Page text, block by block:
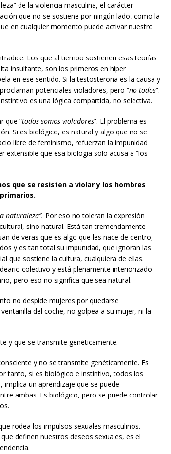
de la violencia masculina, el carácter
que no se sostiene por ningún lado, como la
en cualquier momento puede activar nuestro
Los que al tiempo sostienen esas teorías
insultante, son los primeros en híper
en ese sentido. Si la testosterona es la causa y
potenciales violadores, pero “no todos”.
es una lógica compartida, no selectiva.
que “todos somos violadores”. El problema es
Si es biológico, es natural y algo que no se
libre de feminismo, refuerzan la impunidad
extensible que esa biología solo acusa a “los
que se resisten a violar y los hombres
naturaleza”. Por eso no toleran la expresión
sino natural. Está tan tremendamente
de veras que es algo que les nace de dentro,
y es tan total su impunidad, que ignoran las
que sostiene la cultura, cualquiera de ellas.
colectivo y está plenamente interiorizado
pero eso no significa que sea natural.
no despide mujeres por quedarse
del coche, no golpea a su mujer, ni la
y que se transmite genéticamente.
y no se transmite genéticamente. Es
tanto, si es biológico e instintivo, todos los
un aprendizaje que se puede
ambas. Es biológico, pero se puede controlar
rodea los impulsos sexuales masculinos.
definen nuestros deseos sexuales, es el